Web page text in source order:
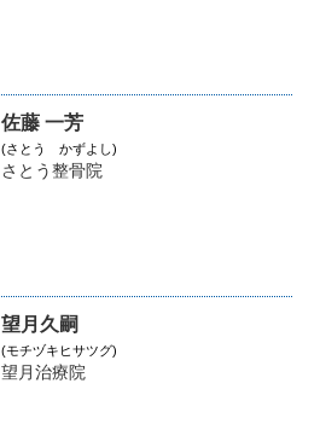
佐藤 一芳
(さとう かずよし)
さとう整骨院
望月久嗣
(モチヅキヒサツグ)
望月治療院